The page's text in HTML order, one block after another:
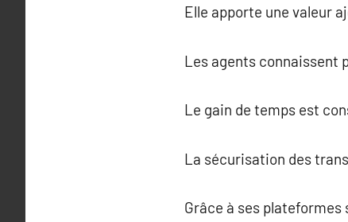
Elle apporte une valeur
Les agents connaissent
Le gain de temps est
La sécurisation des
Grâce à ses